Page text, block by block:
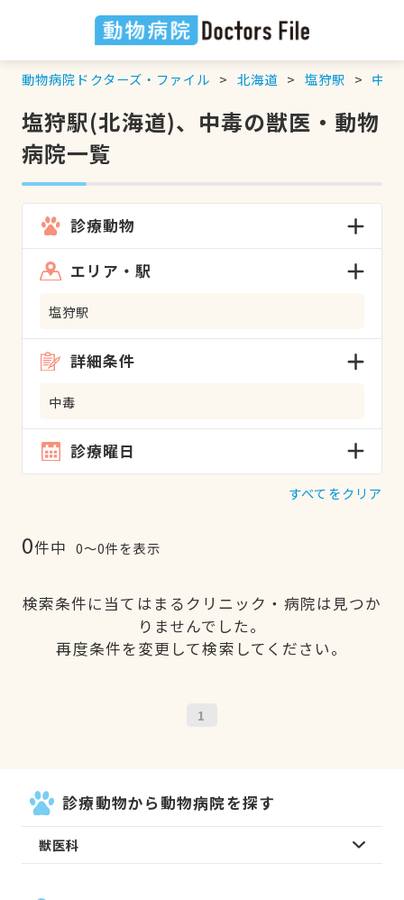
動物病院ドクターズ・ファイル 北海道 塩狩駅 中毒
塩狩駅(北海道)、中毒の獣医・動物
病院一覧
診療動物
エリア・駅
塩狩駅
詳細条件
中毒
診療曜日
すべてをクリア
0件中 0〜0件を表示
検索条件に当てはまるクリニック・病院は見つか
りませんでした。
再度条件を変更して検索してください。
1
診療動物から動物病院を探す
獣医科